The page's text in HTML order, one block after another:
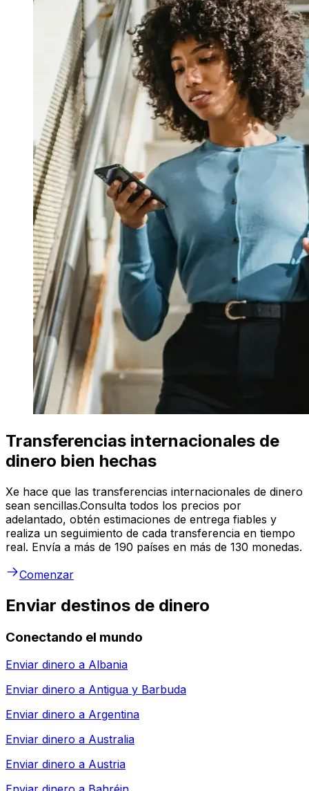
Transferencias internacionales de
dinero bien hechas
Xe hace que las transferencias internacionales de dinero
sean sencillas.Consulta todos los precios por
adelantado, obtén estimaciones de entrega fiables y
realiza un seguimiento de cada transferencia en tiempo
real. Envía a más de 190 países en más de 130 monedas.
Comenzar
Enviar destinos de dinero
Conectando el mundo
Enviar dinero a Albania
Enviar dinero a Antigua y Barbuda
Enviar dinero a Argentina
Enviar dinero a Australia
Enviar dinero a Austria